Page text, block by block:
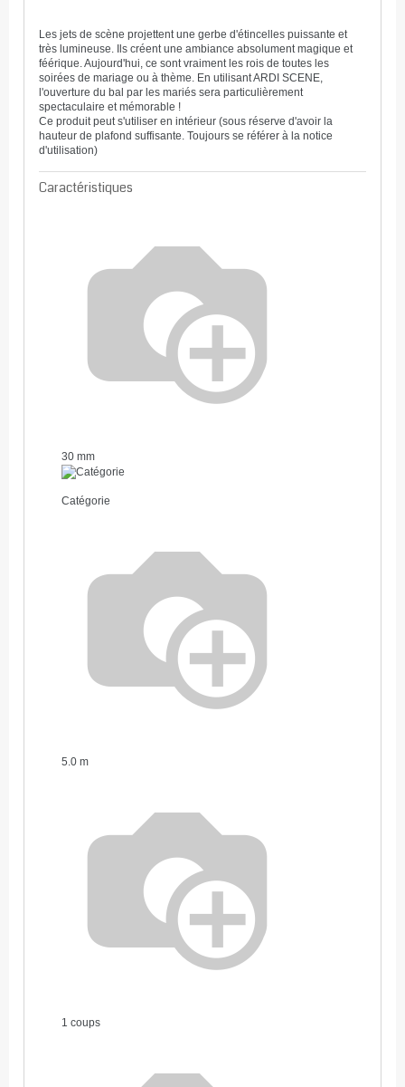
Les jets de scène projettent une gerbe d'étincelles puissante et
très lumineuse. Ils créent une ambiance absolument magique et
féérique. Aujourd'hui, ce sont vraiment les rois de toutes les
soirées de mariage ou à thème. En utilisant ARDI SCENE,
l'ouverture du bal par les mariés sera particulièrement
spectaculaire et mémorable !
Ce produit peut s'utiliser en intérieur (sous réserve d'avoir la
hauteur de plafond suffisante. Toujours se référer à la notice
d'utilisation)
Caractéristiques
30 mm
Catégorie
5.0 m
1 coups